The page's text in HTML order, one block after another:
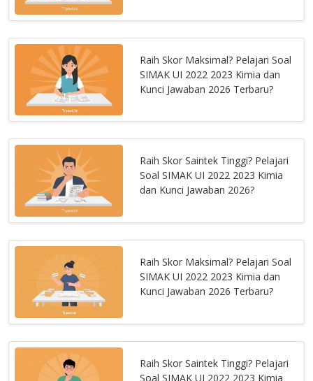
Raih Skor Maksimal? Pelajari Soal
SIMAK UI 2022 2023 Kimia dan
Kunci Jawaban 2026 Terbaru?
Raih Skor Saintek Tinggi? Pelajari
Soal SIMAK UI 2022 2023 Kimia
dan Kunci Jawaban 2026?
Raih Skor Maksimal? Pelajari Soal
SIMAK UI 2022 2023 Kimia dan
Kunci Jawaban 2026 Terbaru?
Raih Skor Saintek Tinggi? Pelajari
Soal SIMAK UI 2022 2023 Kimia